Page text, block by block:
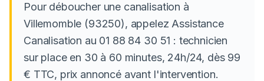
Pour déboucher une canalisation à
Villemomble (93250), appelez Assistance
Canalisation au 01 88 84 30 51 : technicien
sur place en 30 à 60 minutes, 24h/24, dès 99
€ TTC, prix annoncé avant l'intervention.